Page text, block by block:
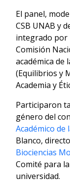
El panel,
CSB UNAB y
integrado por
Comisión
académica de
(Equilibrios y
Academia y
Participaron
género del
Académico de
Blanco,
Biociencias
Comité para
universidad.